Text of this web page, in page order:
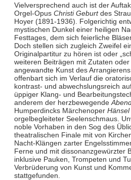
Vielversprechend auch ist der
Orgel-Opus Christi Geburtdes
Hoyer (1891-1936). Folgerichtig
mystischen Dunkel einer heiligen
Festtages, dem sich feierliche
Doch stellen sich zugleich Zweifel
Originalpartitur zu hören ist oder
weiteren Beiträgen mit Zutaten
angewandte Kunst des
offenbart sich im Verlauf die
kontrast- und abwechslungsreich
üppiger Klang- und
anderem der herzbewegende
Humperdincks Märchenoper
orgelbegleiteter Seelenschmaus.
noble Vorhaben in den Sog des
theatralischen Finale mit von
Nacht-Klängen zarter
Ferne und mit dissonanzgewürzter
inklusive Pauken, Trompeten und
Verbrüderung von Kunst und
stattgefunden.